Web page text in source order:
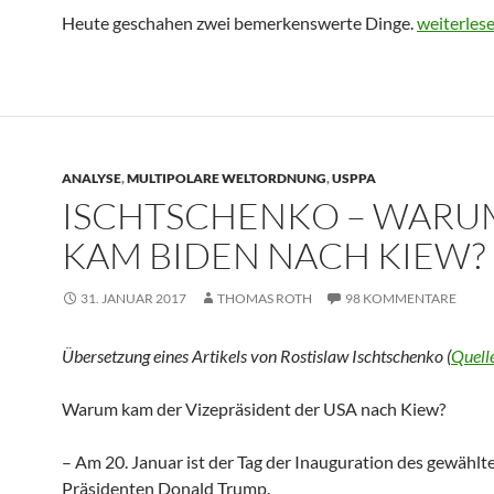
Heute geschahen zwei bemerkenswerte Dinge.Dies und
ANALYSE,MULTIPOLARE WELTORDNUNG,USPPA
ISCHTSCHENKO –
KAM BIDEN NACH KIEW?
31. JANUAR 2017 THOMAS ROTH 98 KOMMENTARE
Übersetzung eines Artikels von Rostislaw Ischtschenko (
Warum kam der Vizepräsident der USA nach Kiew?
– Am 20. Januar ist der Tag der Inauguration des
Präsidenten Donald Trump.